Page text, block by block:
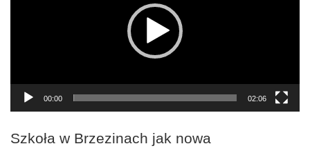
00:00 02:06
Szkoła w Brzezinach jak nowa